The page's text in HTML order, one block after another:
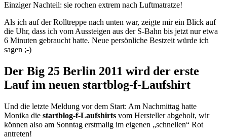
Einziger Nachteil: sie rochen extrem nach Luftmatratze!
Als ich auf der Rolltreppe nach unten war, zeigte mir ein Blick auf
die Uhr, dass ich vom Aussteigen aus der S-Bahn bis jetzt nur etwa
6 Minuten gebraucht hatte. Neue persönliche Bestzeit würde ich
sagen ;-)
Der Big 25 Berlin 2011 wird der erste
Lauf im neuen startblog-f-Laufshirt
Und die letzte Meldung vor dem Start: Am Nachmittag hatte
Monika die startblog-f-Laufshirts vom Hersteller abgeholt, wir
können also am Sonntag erstmalig im eigenen „schnellen“ Rot
antreten!